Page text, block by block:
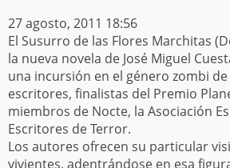
27 agosto, 2011 18:56
El Susurro de las Flores Marchitas
la nueva novela de José Miguel
una incursión en el género zombi
escritores, finalistas del Premio
miembros de Nocte, la Asociación
Escritores de Terror.
Los autores ofrecen su particular
vivientes, adentrándose en esa